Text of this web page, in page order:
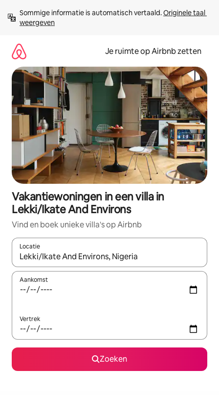
direct
naar
Sommige informatie is automatisch vertaald. Originele taal
weergeven
Je ruimte op Airbnb zetten
Vakantiewoningen in een villa in
Lekki/Ikate And Environs
Vind en boek unieke villa's op Airbnb
Locatie
Wanneer er suggesties beschikbaar zijn, maak je een keuze
Aankomst
Vertrek
Zoeken